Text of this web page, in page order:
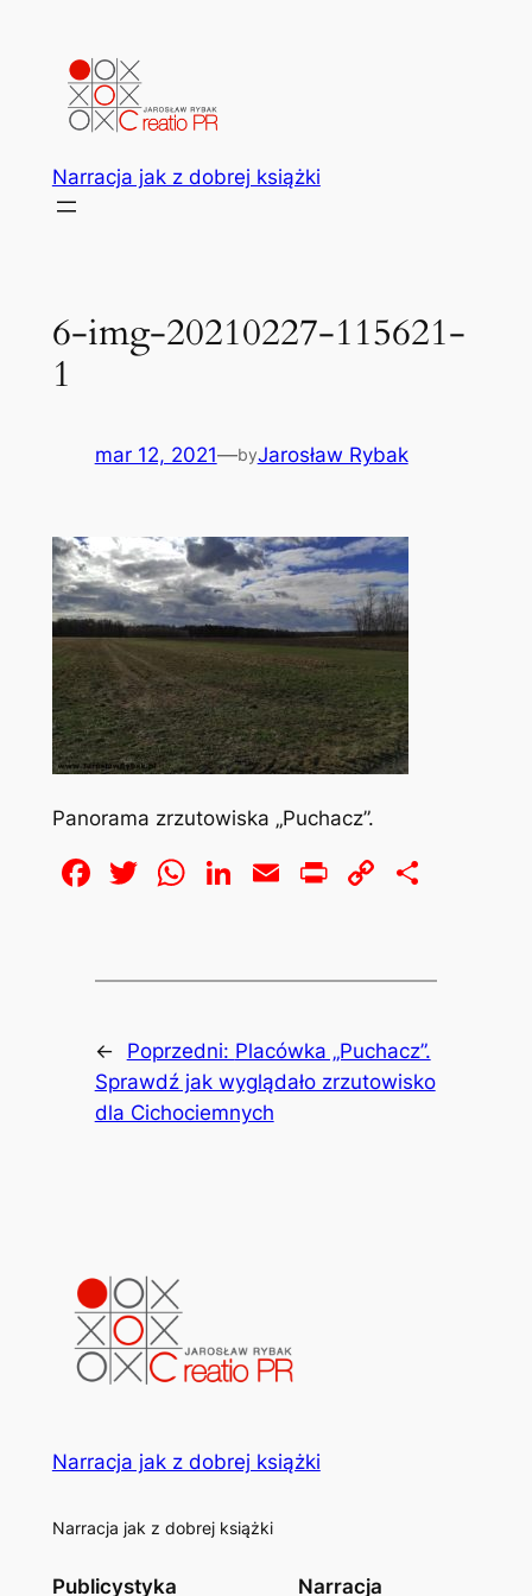
Narracja jak z dobrej książki
6-img-20210227-115621-
1
mar 12, 2021—byJarosław Rybak
Panorama zrzutowiska „Puchacz”.
Facebook
Twitter
WhatsApp
LinkedIn
EmailPrintCopy
← Poprzedni: Placówka „Puchacz”.
Sprawdź jak wyglądało zrzutowisko
dla Cichociemnych
Narracja jak z dobrej książki
Narracja jak z dobrej książki
Publicystyka Narracja